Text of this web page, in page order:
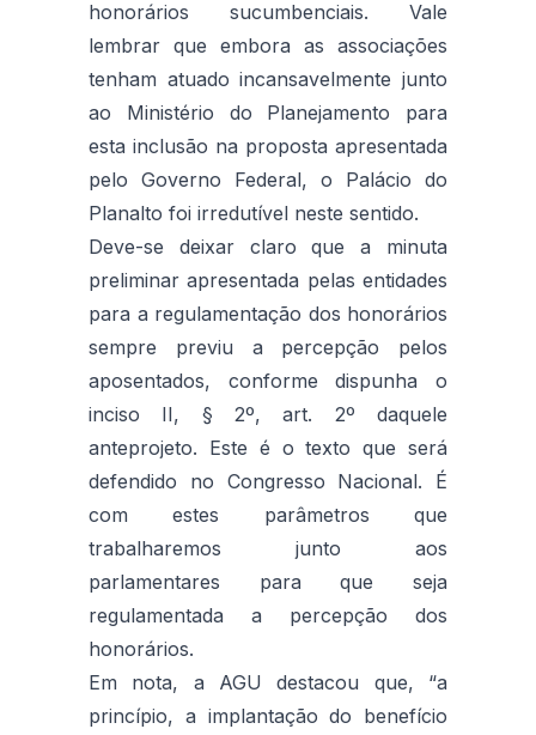
honorários sucumbenciais. Vale
lembrar que embora as associações
tenham atuado incansavelmente junto
ao Ministério do Planejamento para
esta inclusão na proposta apresentada
pelo Governo Federal, o Palácio do
Planalto foi irredutível neste sentido.
Deve-se deixar claro que a minuta
preliminar apresentada pelas entidades
para a regulamentação dos honorários
sempre previu a percepção pelos
aposentados, conforme dispunha o
inciso II, § 2º, art. 2º daquele
anteprojeto. Este é o texto que será
defendido no Congresso Nacional. É
com estes parâmetros que
trabalharemos junto aos
parlamentares para que seja
regulamentada a percepção dos
honorários.
Em nota, a AGU destacou que, “a
princípio, a implantação do benefício